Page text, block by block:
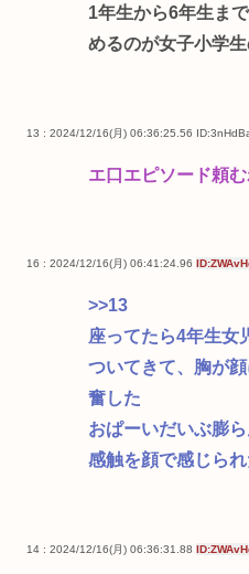
1年生から6年生ま
めるのが女子小学
13 : 2024/12/16(月) 06:36:25.56
エ口エピソード頼
16 : 2024/12/16(月) 06:41:24.96
>>13
座ってたら4年生女
ついてきて、胸が
奮した
おぱーいだいぶ膨
感触を顔で感じられ
14 : 2024/12/16(月) 06:36:31.88